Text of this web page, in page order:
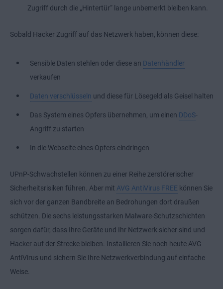
Zugriff durch die „Hintertür“ lange unbemerkt bleiben kann.
Sobald Hacker Zugriff auf das Netzwerk haben, können diese:
Sensible Daten stehlen oder diese an Datenhändler
verkaufen
Daten verschlüsseln und diese für Lösegeld als Geisel halten
Das System eines Opfers übernehmen, um einen DDoS-
Angriff zu starten
In die Webseite eines Opfers eindringen
UPnP-Schwachstellen können zu einer Reihe zerstörerischer
Sicherheitsrisiken führen. Aber mit AVG AntiVirus FREE können Sie
sich vor der ganzen Bandbreite an Bedrohungen dort draußen
schützen. Die sechs leistungsstarken Malware-Schutzschichten
sorgen dafür, dass Ihre Geräte und Ihr Netzwerk sicher sind und
Hacker auf der Strecke bleiben. Installieren Sie noch heute AVG
AntiVirus und sichern Sie Ihre Netzwerkverbindung auf einfache
Weise.